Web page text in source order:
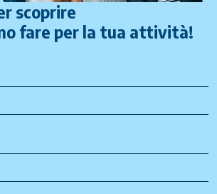
scoprire
fare per la tua attività!